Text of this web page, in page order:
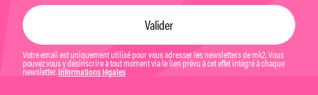
Votre email est uniquement utilisé pour vous adresser les newsletters de mk2. Vous
pouvez vous y désinscrire à tout moment via le lien prévu à cet effet intégré à chaque
newsletter. Informations légales